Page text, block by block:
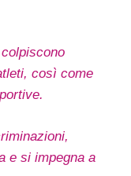
così come
e si impegna a